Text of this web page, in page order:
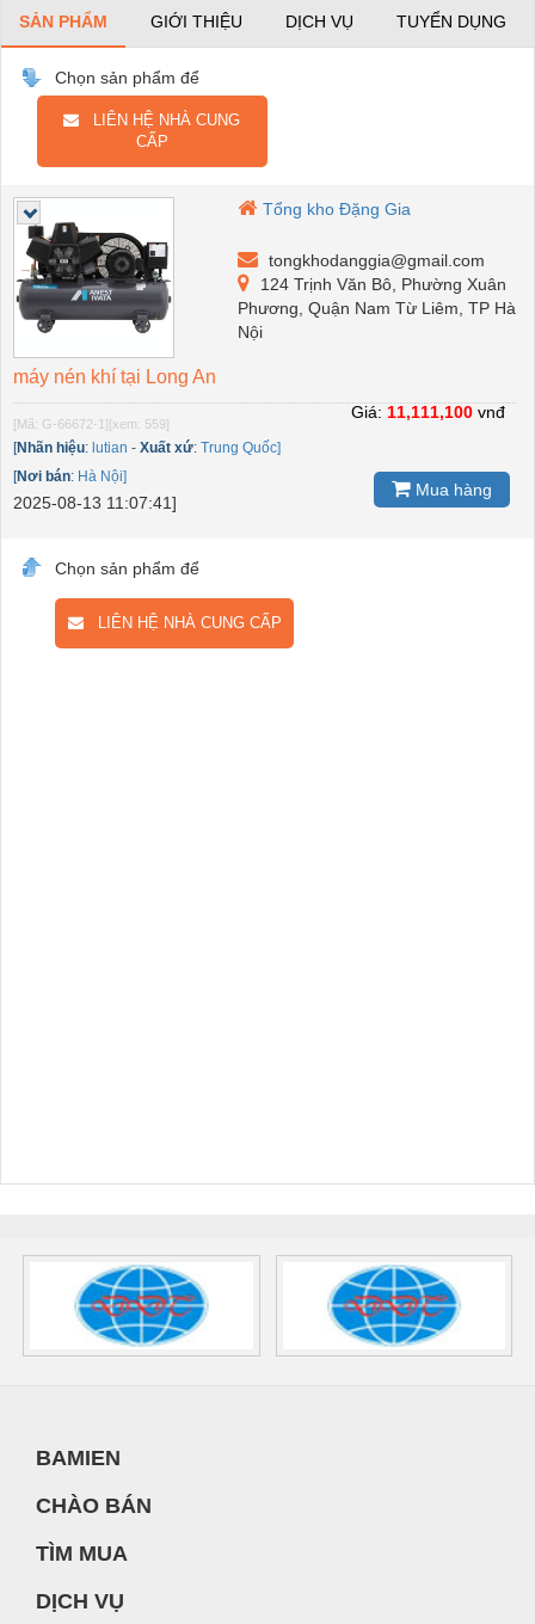
SẢN PHẨM GIỚI THIỆU DỊCH VỤ TUYỂN DỤNG
Chọn sản phẩm để
LIÊN HỆ NHÀ CUNG
CẤP
Tổng kho Đặng Gia
tongkhodanggia@gmail.com
124 Trịnh Văn Bô, Phường Xuân
Phương, Quận Nam Từ Liêm, TP Hà
Nội
máy nén khí tại Long An
[Mã: G-66672-1][xem: 559]
[Nhãn hiệu: lutian - Xuất xứ: Trung Quốc]
[Nơi bán: Hà Nội]
2025-08-13 11:07:41]
Giá: 11,111,100 vnđ
Mua hàng
Chọn sản phẩm để
LIÊN HỆ NHÀ CUNG CẤP
BAMIEN
CHÀO BÁN
TÌM MUA
DỊCH VỤ